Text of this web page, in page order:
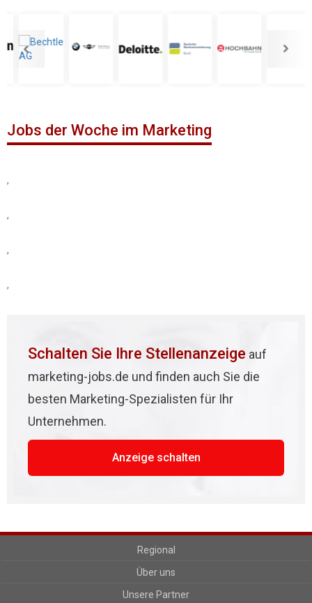
Jobs der Woche im Marketing
,
,
,
,
Schalten Sie Ihre Stellenanzeige auf
marketing-jobs.de und finden auch Sie die
besten Marketing-Spezialisten für Ihr
Unternehmen.
Anzeige schalten
Regional
Über uns
Unsere Partner